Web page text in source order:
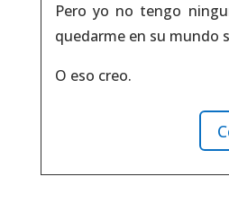
Pero yo no tengo
quedarme en su mundo
O eso creo.